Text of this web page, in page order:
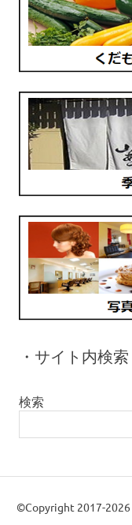
・サイト内検索
検索
©Copyright 2017-2026